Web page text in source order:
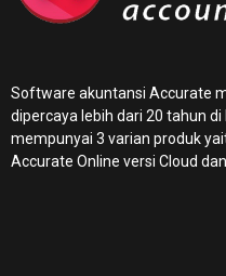
Software akuntansi Accurate
dipercaya lebih dari 20 tahun
mempunyai 3 varian produk
Accurate Online versi Cloud